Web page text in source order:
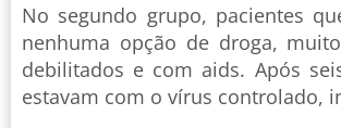
No segundo grupo, pacientes
nenhuma opção de droga,
debilitados e com aids. Após
estavam com o vírus controlado,